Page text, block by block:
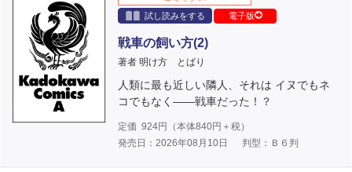
試し読みをする
電子版
戦車の飼い方(2)
著者 明け方 とばり
人類に最も近しい隣人、それは イヌでもネ
コでもなく――戦車だった！？
定価 924円（本体840円＋税）
発売日：2026年08月10日
判型：Ｂ６判